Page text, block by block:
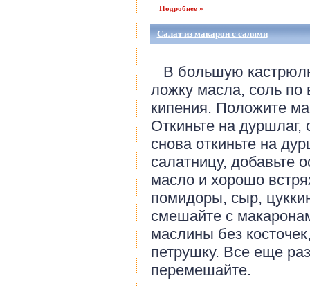
Подробнее »
Салат из макарон с салями
В большую
ложку масла, соль по
кипения. Положите
Откиньте на
снова откиньте на
салатницу, добавьте
масло и хорошо
помидоры, сыр,
смешайте с
маслины без
петрушку. Все еще
перемешайте.